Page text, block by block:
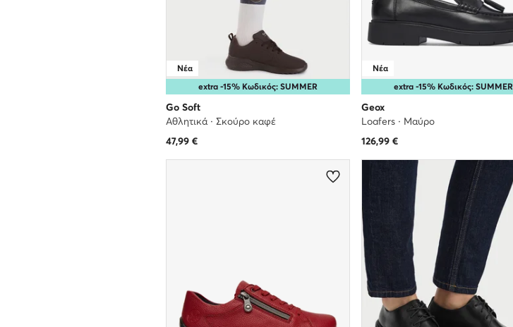
extra -15% Κωδικός: SUMMER
Νέα
Go Soft
Αθλητικά · Σκούρο καφέ
47,99€
extra -15% Κωδικός: SUMMER
Νέα
Geox
Loafers · Μαύρο
126,99€